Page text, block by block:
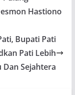
Hastiono
Bupati Pati
Pati Lebih
Dan Sejahtera